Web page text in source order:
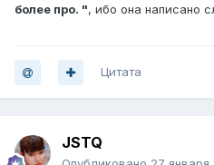
более про. ", ибо она написано
Цитата
JSTQ